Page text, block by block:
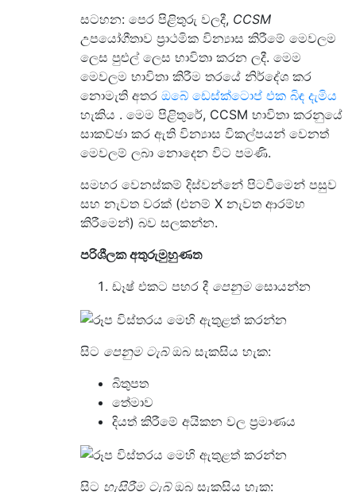
සටහන: පෙර පිළිතුරු වලදී, CCSM
උපයෝගීතාව ප්‍රාථමික වින්‍යාස කිරීමේ මෙවලම
ලෙස පුළුල් ලෙස භාවිතා කරන ලදී. මෙම
මෙවලම භාවිතා කිරීම තරයේ නිර්දේශ කර
නොමැති අතර ඔබේ ඩෙස්ක්ටොප් එක බිඳ දැමිය
හැකිය . මෙම පිළිතුරේ, CCSM භාවිතා කරනුයේ
සාකච්ඡා කර ඇති වින්‍යාස විකල්පයන් වෙනත්
මෙවලම් ලබා නොදෙන විට පමණි.
සමහර වෙනස්කම් දිස්වන්නේ පිටවීමෙන් පසුව
සහ නැවත වරක් (එනම් X නැවත ආරම්භ
කිරීමෙන්) බව සලකන්න.
පරිශීලක අතුරුමුහුණත
ඩෑෂ් එකට පහර දී පෙනුමසොයන්න
සිට පෙනුම ටැබ්ඔබ සැකසිය හැක:
බිතුපත
තේමාව
දියත් කිරීමේ අයිකන වල ප්‍රමාණය
සිට හැසිරීම ටැබ්ඔබ සැකසිය හැක: